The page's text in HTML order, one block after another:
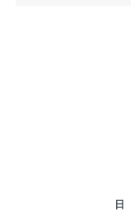
日